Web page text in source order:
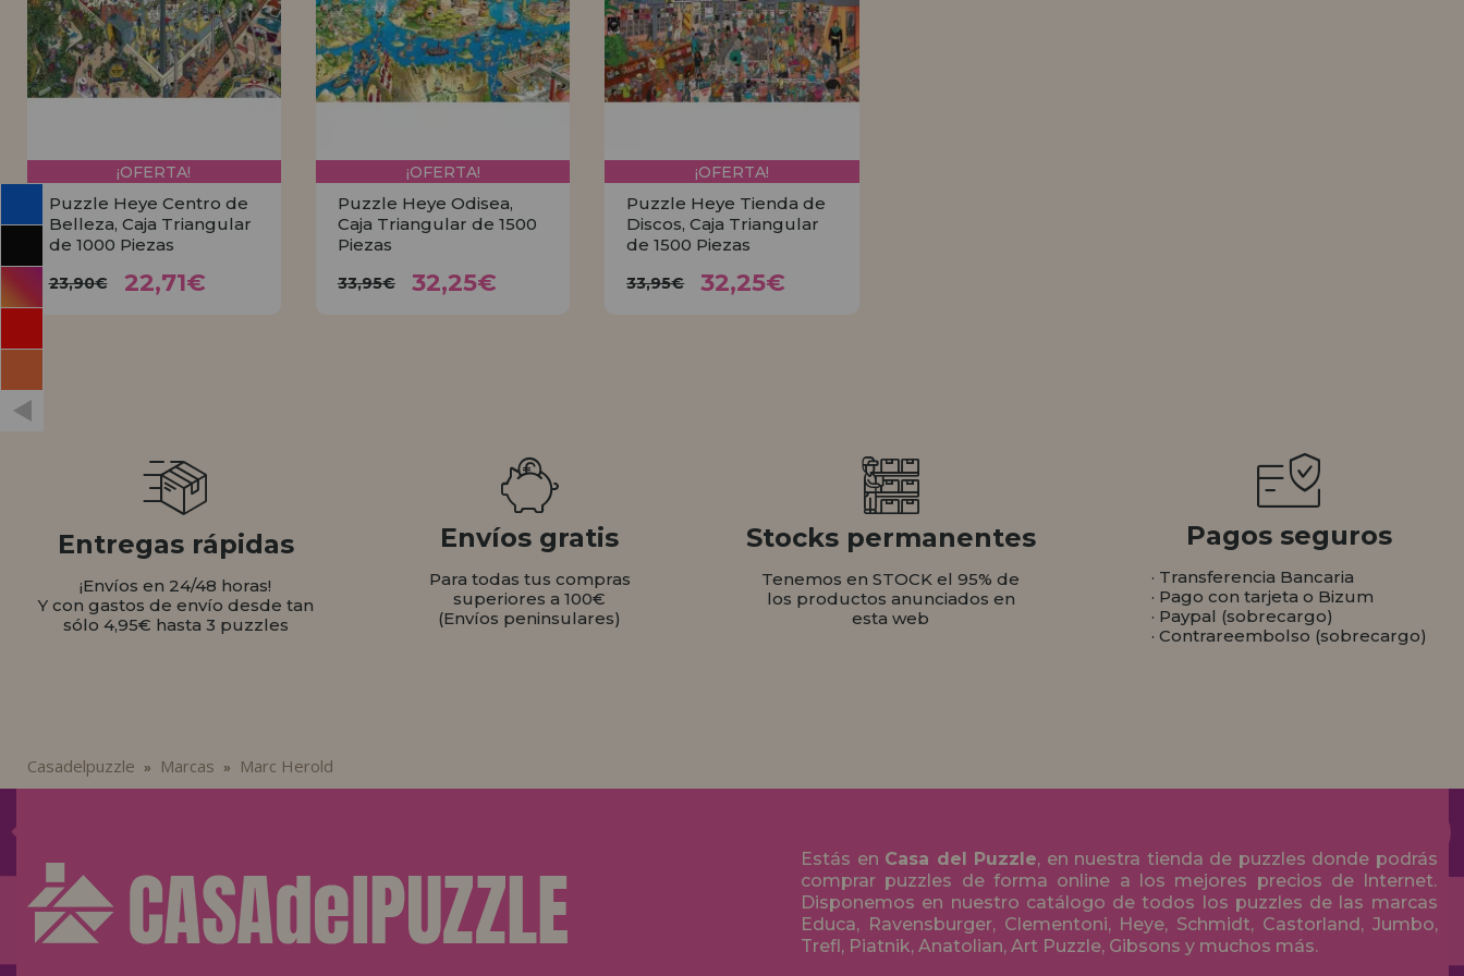
INFORMACIÓN
info@casadelpuzzle.com
¡OFERTA!
Puzzle Heye Centro de
Belleza, Caja Triangular
de 1000 Piezas
23,90€ 22,71€
¡OFERTA!
Puzzle Heye Odisea,
Caja Triangular de 1500
Piezas
33,95€ 32,25€
¡OFERTA!
Puzzle Heye Tienda de
Discos, Caja Triangular
de 1500 Piezas
33,95€ 32,25€
Entregas rápidas
¡Envíos en 24/48 horas!
Y con gastos de envío desde tan
sólo 4,95€ hasta 3 puzzles
Envíos gratis
Para todas tus compras
superiores a 100€
(Envíos peninsulares)
Stocks permanentes
Tenemos en STOCK el 95% de
los productos anunciados en
esta web
Pagos seguros
· Transferencia Bancaria
· Pago con tarjeta o Bizum
· Paypal (sobrecargo)
· Contrareembolso (sobrecargo)
Casadelpuzzle » Marcas » Marc Herold
Estás en Casa del Puzzle, en nuestra tienda de puzzles donde podrás
comprar puzzles de forma online a los mejores precios de Internet.
Disponemos en nuestro catálogo de todos los puzzles de las marcas
Educa, Ravensburger, Clementoni, Heye, Schmidt, Castorland, Jumbo,
Trefl, Piatnik, Anatolian, Art Puzzle, Gibsons y muchos más.